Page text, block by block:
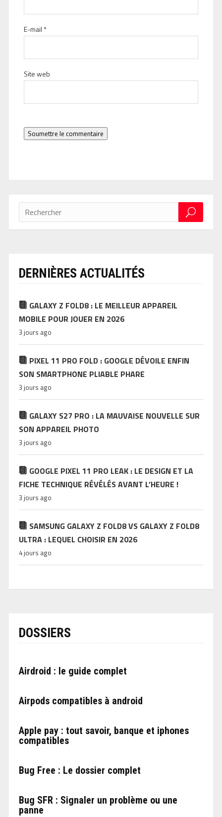
E-mail *
Site web
Soumettre le commentaire
DERNIÈRES ACTUALITÉS
GALAXY Z FOLD8 : LE MEILLEUR APPAREIL
MOBILE POUR JOUER EN 2026
3 jours ago
PIXEL 11 PRO FOLD : GOOGLE DÉVOILE ENFIN
SON SMARTPHONE PLIABLE PHARE
3 jours ago
GALAXY S27 PRO : LA MAUVAISE NOUVELLE SUR
SON APPAREIL PHOTO
3 jours ago
GOOGLE PIXEL 11 PRO LEAK : LE DESIGN ET LA
FICHE TECHNIQUE RÉVÉLÉS AVANT L’HEURE !
3 jours ago
SAMSUNG GALAXY Z FOLD8 VS GALAXY Z FOLD8
ULTRA : LEQUEL CHOISIR EN 2026
4 jours ago
DOSSIERS
Airdroid : le guide complet
Airpods compatibles à android
Apple pay : tout savoir, banque et iphones
compatibles
Bug Free : Le dossier complet
Bug SFR : Signaler un problème ou une
panne